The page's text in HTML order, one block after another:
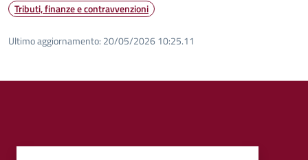
Tributi, finanze e contravvenzioni
Ultimo aggiornamento: 20/05/2026 10:25.11